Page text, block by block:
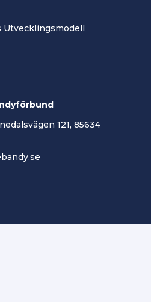
Utvecklingsmodell
121, 85634